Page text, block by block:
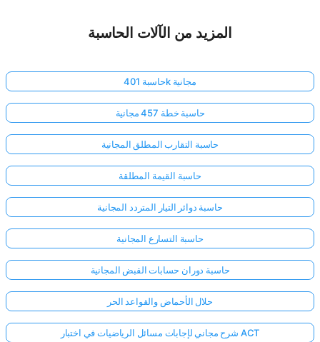
المزيد من الآلات الحاسبة
حاسبة 401k مجانية
حاسبة خطة 457 مجانية
حاسبة التقارب المطلق المجانية
حاسبة القيمة المطلقة
حاسبة دوائر التيار المتردد المجانية
حاسبة التسارع المجانية
حاسبة دوران حسابات القبض المجانية
حلال الأحماض والقواعد الحر
شرح مجاني لإجابات مسائل الرياضيات في اختبار ACT